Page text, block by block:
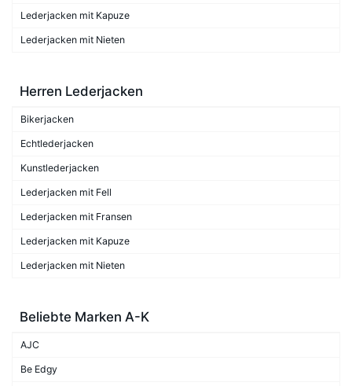
Lederjacken mit Kapuze
Lederjacken mit Nieten
Herren Lederjacken
Bikerjacken
Echtlederjacken
Kunstlederjacken
Lederjacken mit Fell
Lederjacken mit Fransen
Lederjacken mit Kapuze
Lederjacken mit Nieten
Beliebte Marken A-K
AJC
Be Edgy